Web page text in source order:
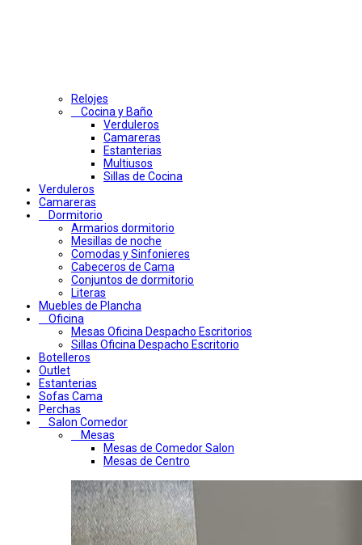
Relojes
Cocina y Baño
Verduleros
Camareras
Estanterias
Multiusos
Sillas de Cocina
Verduleros
Camareras
Dormitorio
Armarios dormitorio
Mesillas de noche
Comodas y Sinfonieres
Cabeceros de Cama
Conjuntos de dormitorio
Literas
Muebles de Plancha
Oficina
Mesas Oficina Despacho Escritorios
Sillas Oficina Despacho Escritorio
Botelleros
Outlet
Estanterias
Sofas Cama
Perchas
Salon Comedor
Mesas
Mesas de Comedor Salon
Mesas de Centro